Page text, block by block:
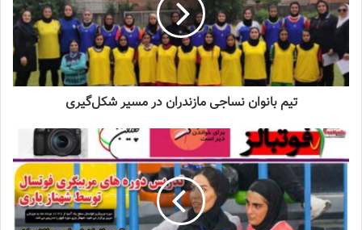
زنان
2023-12-24
دعوت آزمون از 30 بازیکن به اردوی تیم ملی
آینده درخشانی در انتظار فوتبال بانوان است
2022-12-10
تیم بانوان نساجی مازندران در مسیر شکل‌گیری